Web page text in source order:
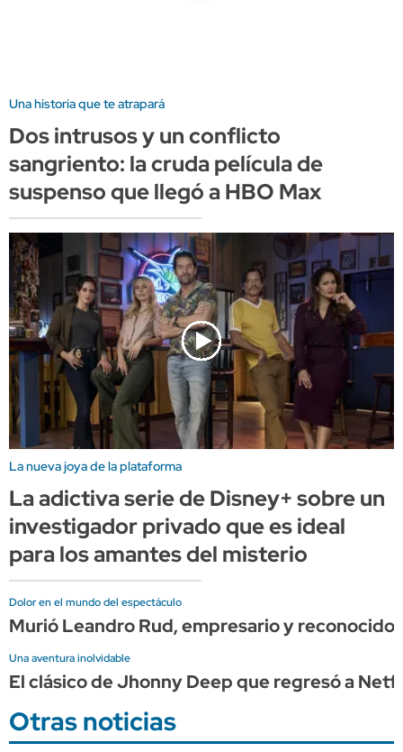
Una historia que te atrapará
Dos intrusos y un conflicto
sangriento: la cruda película de
suspenso que llegó a HBO Max
La nueva joya de la plataforma
La adictiva serie de Disney+ sobre un
investigador privado que es ideal
para los amantes del misterio
Dolor en el mundo del espectáculo
Murió Leandro Rud, empresario y
Una aventura inolvidable
El clásico de Jhonny Deep que regresó a
Otras noticias